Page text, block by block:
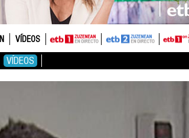
VÍDEOS
VÍDEOS